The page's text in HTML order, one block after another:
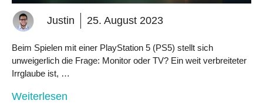
Justin 25. August 2023
Beim Spielen mit einer PlayStation 5 (PS5) stellt sich
unweigerlich die Frage: Monitor oder TV? Ein weit verbreiteter
Irrglaube ist, …
Weiterlesen